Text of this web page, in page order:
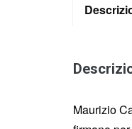
Maurizio